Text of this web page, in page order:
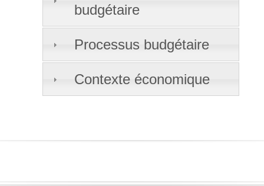
budgétaire
Processus budgétaire
Contexte économique